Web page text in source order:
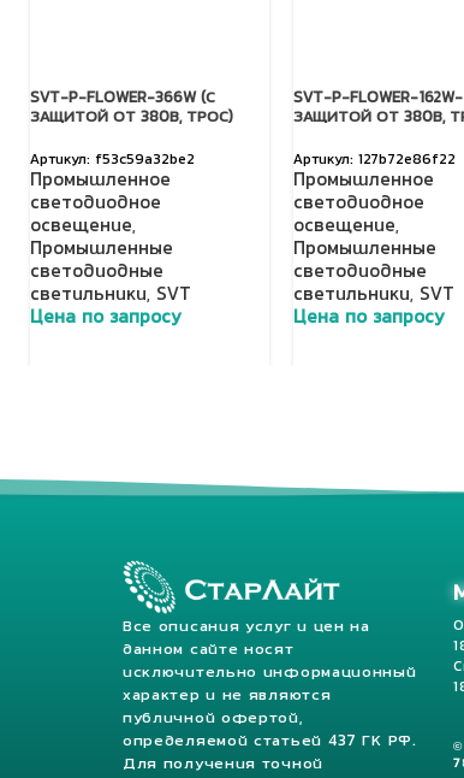
SVT-P-FLOWER-366W (С
ЗАЩИТОЙ ОТ 380В, ТРОС)
f53c59a32be2
Промышленное
светодиодное
освещение,
Промышленные
светодиодные
светильники, SVT
Цена по запросу
SVT-P-FLOWER-
ЗАЩИТОЙ ОТ 380В,
127b72e86f22
Промышленное
светодиодное
освещение,
Промышленные
светодиодные
светильники, SVT
Цена по запросу
Все описания услуг и цен на
данном сайте носят
исключительно информационный
характер и не являются
публичной офертой,
определяемой статьей 437 ГК РФ.
Для получения точной